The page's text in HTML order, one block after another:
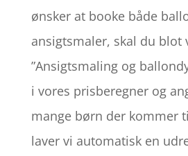
ønsker at booke både
ansigtsmaler, skal du blot
”Ansigtsmaling og
i vores prisberegner og
mange børn der kommer
laver vi automatisk en